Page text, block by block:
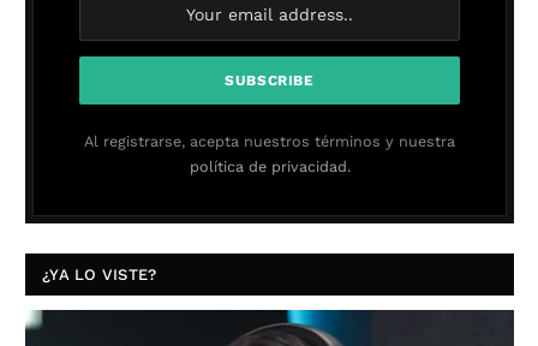
Al registrarse, acepta nuestros términos y nuestra
política de privacidad.
¿YA LO VISTE?